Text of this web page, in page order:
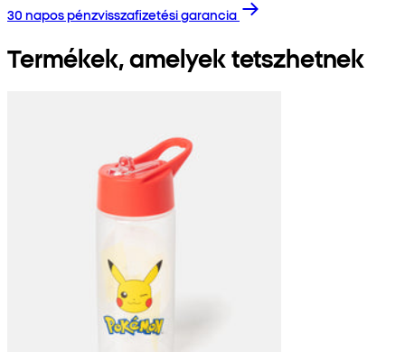
30 napos pénzvisszafizetési garancia
Termékek, amelyek tetszhetnek